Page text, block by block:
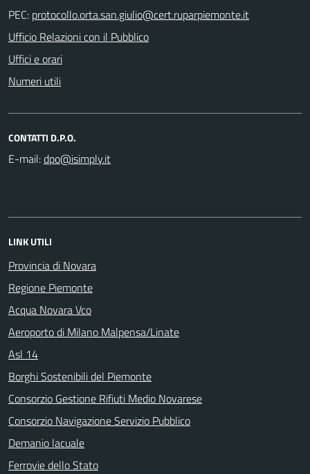
PEC:
Ufficio Relazioni con il Pubblico
Uffici e orari
Numeri utili
CONTATTI D.P.O.
E-mail:
LINK UTILI
Provincia di Novara
Regione Piemonte
Acqua Novara Vco
Aeroporto di Milano Malpensa/Linate
Asl 14
Borghi Sostenibili del Piemonte
Consorzio Gestione Rifiuti Medio Novarese
Consorzio Navigazione Servizio Pubblico
Demanio lacuale
Ferrovie dello Stato